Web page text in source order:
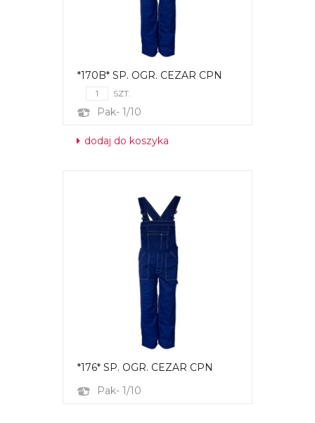
*170B* SP. OGR. CEZAR CPN
SZT.
Pak- 1/10
dodaj do koszyka
*176* SP. OGR. CEZAR CPN
Pak- 1/10